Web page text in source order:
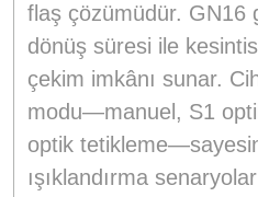
flaş çözümüdür. GN16
dönüş süresi ile
çekim imkânı sunar.
modu—manuel, S1
optik
ışıklandırma